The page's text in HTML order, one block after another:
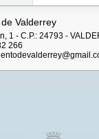
Valderrey
1 - C.P.: 24793 -
266